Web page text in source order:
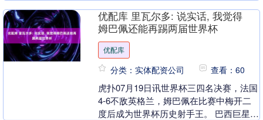
危亡时刻的....
优配库 里瓦尔多: 说实话, 我觉得
姆巴佩还能再踢两届世界杯
优配库
分类：实体配资公司 查看：60
虎扑07月19日讯世界杯三四名决赛，法国
4-6不敌英格兰，姆巴佩在比赛中梅开二
度后成为世界杯历史射手王。 巴西巨星里